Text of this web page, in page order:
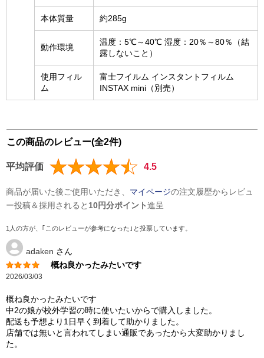
本体質量 約285g
動作環境
温度：5℃～40℃ 湿度：20％～80％（結
露しないこと）
使用フィル
ム
富士フイルム インスタントフィルム
INSTAX mini（別売）
この商品のレビュー(全2件)
平均評価 4.5
商品が届いた後ご使用いただき、 マイページの注文履歴からレビュ
ー投稿＆採用されると 10円分ポイント進呈
1人の方が、｢このレビューが参考になった｣と投票しています。
adaken さん
概ね良かったみたいです
2026/03/03
概ね良かったみたいです
中2の娘が校外学習の時に使いたいからで購入しました。
配送も予想より1日早く到着して助かりました。
店舗では無いと言われてしまい通販であったから大変助かりまし
た。